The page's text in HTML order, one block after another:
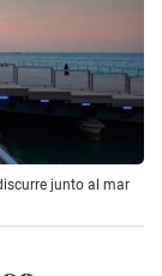
junto al mar